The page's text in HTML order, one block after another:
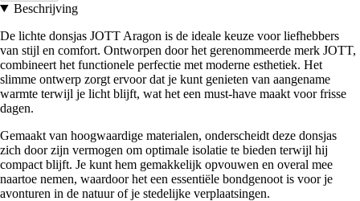
Beschrijving
De lichte donsjas JOTT Aragon is de ideale keuze voor liefhebbers
van stijl en comfort. Ontworpen door het gerenommeerde merk JOTT,
combineert het functionele perfectie met moderne esthetiek. Het
slimme ontwerp zorgt ervoor dat je kunt genieten van aangename
warmte terwijl je licht blijft, wat het een must-have maakt voor frisse
dagen.
Gemaakt van hoogwaardige materialen, onderscheidt deze donsjas
zich door zijn vermogen om optimale isolatie te bieden terwijl hij
compact blijft. Je kunt hem gemakkelijk opvouwen en overal mee
naartoe nemen, waardoor het een essentiële bondgenoot is voor je
avonturen in de natuur of je stedelijke verplaatsingen.